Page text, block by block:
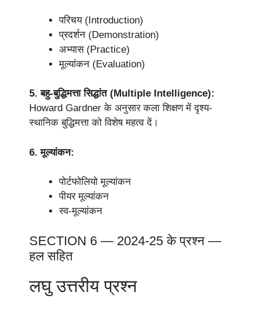
परिचय (Introduction)
प्रदर्शन (Demonstration)
अभ्यास (Practice)
मूल्यांकन (Evaluation)
5. बहु-बुद्धिमत्ता सिद्धांत (Multiple Intelligence):
Howard Gardner के अनुसार कला शिक्षण में दृश्य-
स्थानिक बुद्धिमत्ता को विशेष महत्व दें।
6. मूल्यांकन:
पोर्टफोलियो मूल्यांकन
पीयर मूल्यांकन
स्व-मूल्यांकन
SECTION 6 — 2024-25 के प्रश्न —
हल सहित
लघु उत्तरीय प्रश्न